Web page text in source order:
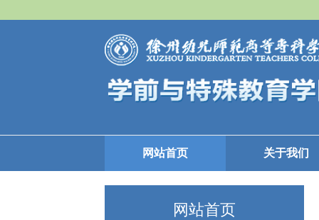
网站首页 关于我们
网站首页